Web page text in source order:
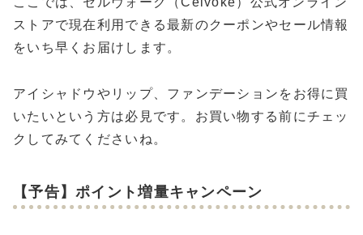
ストアで現在利用できる最新のクーポンやセール情報
をいち早くお届けします。
アイシャドウやリップ、ファンデーションをお得に買
いたいという方は必見です。お買い物する前にチェッ
クしてみてくださいね。
【予告】ポイント増量キャンペーン